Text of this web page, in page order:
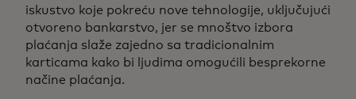
iskustvo koje pokreću nove tehnologije, uključujući
otvoreno bankarstvo, jer se mnoštvo izbora
plaćanja slaže zajedno sa tradicionalnim
karticama kako bi ljudima omogućili besprekorne
načine plaćanja.